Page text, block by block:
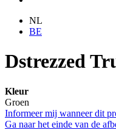
NL
BE
Dstrezzed
Kleur
Groen
Informeer mij wanneer dit
Ga naar het einde van de